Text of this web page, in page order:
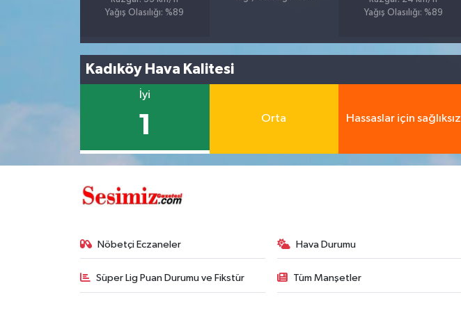
Yağış Olasılığı: %89
Yağış Olasılığı: %89
Kadıköy Hava Kalitesi
İyi
1 Orta Hassaslar için sağlıksız
Nöbetçi Eczaneler Hava Durumu
Süper Lig Puan Durumu ve Fikstür Tüm Manşetler